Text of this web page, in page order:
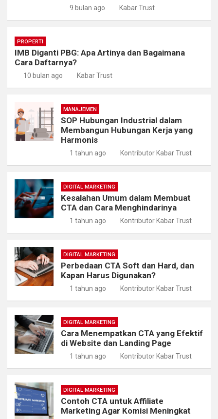
9 bulan ago Kabar Trust
PROPERTI
IMB Diganti PBG: Apa Artinya dan Bagaimana
Cara Daftarnya?
10 bulan ago Kabar Trust
MANAJEMEN
SOP Hubungan Industrial dalam
Membangun Hubungan Kerja yang
Harmonis
1 tahun ago Kontributor Kabar Trust
DIGITAL MARKETING
Kesalahan Umum dalam Membuat
CTA dan Cara Menghindarinya
1 tahun ago Kontributor Kabar Trust
DIGITAL MARKETING
Perbedaan CTA Soft dan Hard, dan
Kapan Harus Digunakan?
1 tahun ago Kontributor Kabar Trust
DIGITAL MARKETING
Cara Menempatkan CTA yang Efektif
di Website dan Landing Page
1 tahun ago Kontributor Kabar Trust
DIGITAL MARKETING
Contoh CTA untuk Affiliate
Marketing Agar Komisi Meningkat